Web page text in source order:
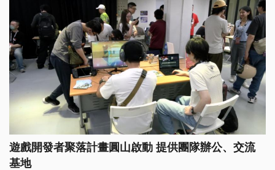
遊戲開發者聚落計畫圓山啟動 提供團隊辦公、交流
基地